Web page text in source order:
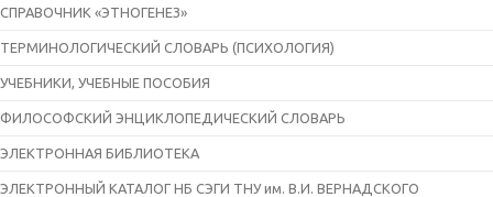
СПРАВОЧНИК «ЭТНОГЕНЕЗ»
ТЕРМИНОЛОГИЧЕСКИЙ СЛОВАРЬ (ПСИХОЛОГИЯ)
УЧЕБНИКИ, УЧЕБНЫЕ ПОСОБИЯ
ФИЛОСОФСКИЙ ЭНЦИКЛОПЕДИЧЕСКИЙ СЛОВАРЬ
ЭЛЕКТРОННАЯ БИБЛИОТЕКА
ЭЛЕКТРОННЫЙ КАТАЛОГ НБ СЭГИ ТНУ им. В.И. ВЕРНАДСКОГО